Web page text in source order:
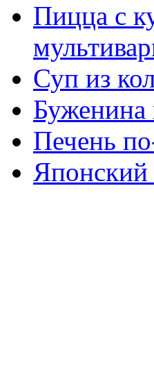
Пицца с
Суп из
Буженина
Печень
Японский